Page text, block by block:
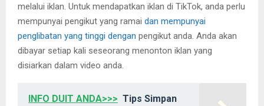
melalui iklan. Untuk mendapatkan iklan di TikTok, anda perlu
mempunyai pengikut yang ramai dan mempunyai
penglibatan yang tinggi dengan pengikut anda. Anda akan
dibayar setiap kali seseorang menonton iklan yang
disiarkan dalam video anda.
INFO DUIT ANDA>>> Tips Simpan